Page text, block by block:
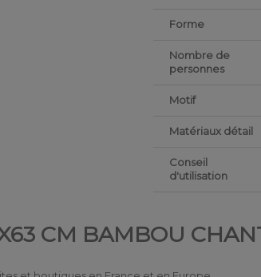
Forme
Nombre de
personnes
Motif
Matériaux détail
Conseil
d'utilisation
CM BAMBOU